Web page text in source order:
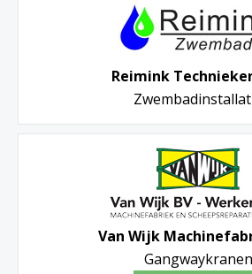
Reimink
Van Wijk
Gangwaykranen